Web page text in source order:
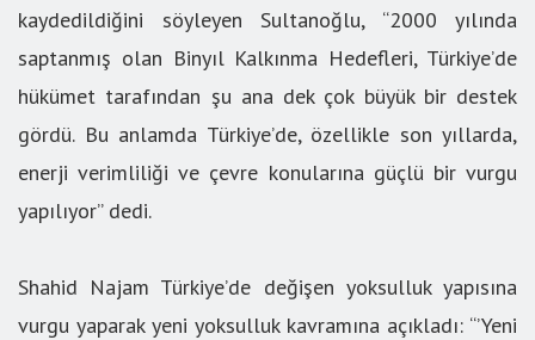
kaydedildiğini söyleyen Sultanoğlu, “2000 yılında
saptanmış olan Binyıl Kalkınma Hedefleri, Türkiye’de
hükümet tarafından şu ana dek çok büyük bir destek
gördü. Bu anlamda Türkiye’de, özellikle son yıllarda,
enerji verimliliği ve çevre konularına güçlü bir vurgu
yapılıyor” dedi.
Shahid Najam Türkiye’de değişen yoksulluk yapısına
vurgu yaparak yeni yoksulluk kavramına açıkladı: “’Yeni